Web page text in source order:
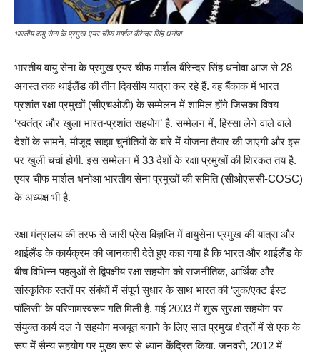
भारतीय वायु सेना के प्रमुख एयर चीफ मार्शल बीरेन्दर सिंह धनोवा.
भारतीय वायु सेना के प्रमुख एयर चीफ मार्शल बीरेन्दर सिंह धनोवा आज से 28
अगस्त तक थाईलैंड की तीन दिवसीय यात्रा कर रहे हैं. वह बैंकाक में भारत
प्रशांत रक्षा प्रमुखों (सीएचओडी) के सम्मेलन में शामिल होंगे जिसका विषय
‘स्वतंत्र और खुला भारत-प्रशांत सहयोग’ है. सम्मेलन में, हिस्सा लेने वाले वाले
देशों के सामने, मौजूद साझा चुनौतियों के बारे में योजना तैयार की जाएगी और इस
पर खुली चर्चा होगी. इस सम्मेलन में 33 देशों के रक्षा प्रमुखों की शिरकत तय है.
एयर चीफ मार्शल धनोआ भारतीय सेना प्रमुखों की समिति (सीओएससी-COSC)
के अध्यक्ष भी है.
रक्षा मंत्रालय की तरफ से जारी प्रेस विज्ञप्ति में वायुसेना प्रमुख की यात्रा और
थाईलैंड के कार्यक्रम की जानकारी देते हुए कहा गया है कि भारत और थाईलैंड के
बीच विभिन्न पहलुओं से द्विपक्षीय रक्षा सहयोग को राजनीतिक, आर्थिक और
सांस्कृतिक स्तरों पर संबंधों में संपूर्ण सुधार के साथ भारत की ‘लुक/एक्ट ईस्ट
पॉलिसी’ के परिणामस्वरूप गति मिली है. मई 2003 में शुरू सुरक्षा सहयोग पर
संयुक्त कार्य दल ने सहयोग मजबूत बनाने के लिए सात प्रमुख क्षेत्रों में से एक के
रूप में सैन्य सहयोग पर मुख्य रूप से ध्यान केंद्रित किया. जनवरी, 2012 में